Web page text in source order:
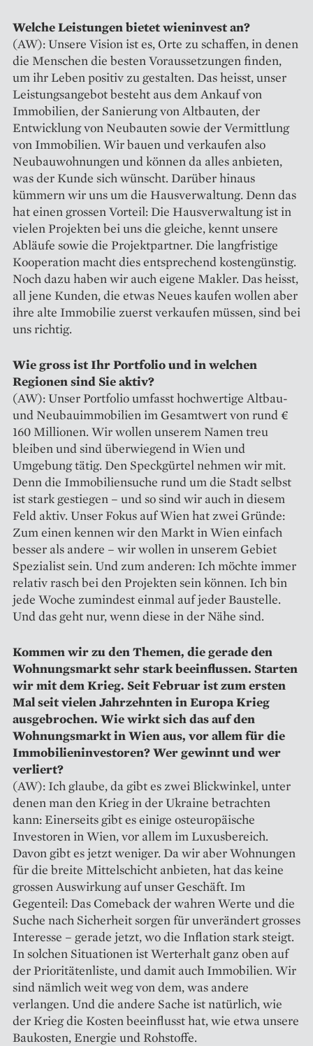
Welche Leistungen bietet wieninvest an?
(AW): Unsere Vision ist es, Orte zu schaffen, in denen
die Menschen die besten Voraussetzungen finden,
um ihr Leben positiv zu gestalten. Das heisst, unser
Leistungsangebot besteht aus dem Ankauf von
Immobilien, der Sanierung von Altbauten, der
Entwicklung von Neubauten sowie der Vermittlung
von Immobilien. Wir bauen und verkaufen also
Neubauwohnungen und können da alles anbieten,
was der Kunde sich wünscht. Darüber hinaus
kümmern wir uns um die Hausverwaltung. Denn das
hat einen grossen Vorteil: Die Hausverwaltung ist in
vielen Projekten bei uns die gleiche, kennt unsere
Abläufe sowie die Projektpartner. Die langfristige
Kooperation macht dies entsprechend kostengünstig.
Noch dazu haben wir auch eigene Makler. Das heisst,
all jene Kunden, die etwas Neues kaufen wollen aber
ihre alte Immobilie zuerst verkaufen müssen, sind bei
uns richtig.
Wie gross ist Ihr Portfolio und in welchen
Regionen sind Sie aktiv?
(AW): Unser Portfolio umfasst hochwertige Altbau-
und Neubauimmobilien im Gesamtwert von rund €
160 Millionen. Wir wollen unserem Namen treu
bleiben und sind überwiegend in Wien und
Umgebung tätig. Den Speckgürtel nehmen wir mit.
Denn die Immobiliensuche rund um die Stadt selbst
ist stark gestiegen – und so sind wir auch in diesem
Feld aktiv. Unser Fokus auf Wien hat zwei Gründe:
Zum einen kennen wir den Markt in Wien einfach
besser als andere – wir wollen in unserem Gebiet
Spezialist sein. Und zum anderen: Ich möchte immer
relativ rasch bei den Projekten sein können. Ich bin
jede Woche zumindest einmal auf jeder Baustelle.
Und das geht nur, wenn diese in der Nähe sind.
Kommen wir zu den Themen, die gerade den
Wohnungsmarkt sehr stark beeinflussen. Starten
wir mit dem Krieg. Seit Februar ist zum ersten
Mal seit vielen Jahrzehnten in Europa Krieg
ausgebrochen. Wie wirkt sich das auf den
Wohnungsmarkt in Wien aus, vor allem für die
Immobilieninvestoren? Wer gewinnt und wer
verliert?
(AW): Ich glaube, da gibt es zwei Blickwinkel, unter
denen man den Krieg in der Ukraine betrachten
kann: Einerseits gibt es einige osteuropäische
Investoren in Wien, vor allem im Luxusbereich.
Davon gibt es jetzt weniger. Da wir aber Wohnungen
für die breite Mittelschicht anbieten, hat das keine
grossen Auswirkung auf unser Geschäft. Im
Gegenteil: Das Comeback der wahren Werte und die
Suche nach Sicherheit sorgen für unverändert grosses
Interesse – gerade jetzt, wo die Inflation stark steigt.
In solchen Situationen ist Werterhalt ganz oben auf
der Prioritätenliste, und damit auch Immobilien. Wir
sind nämlich weit weg von dem, was andere
verlangen. Und die andere Sache ist natürlich, wie
der Krieg die Kosten beeinflusst hat, wie etwa unsere
Baukosten, Energie und Rohstoffe.